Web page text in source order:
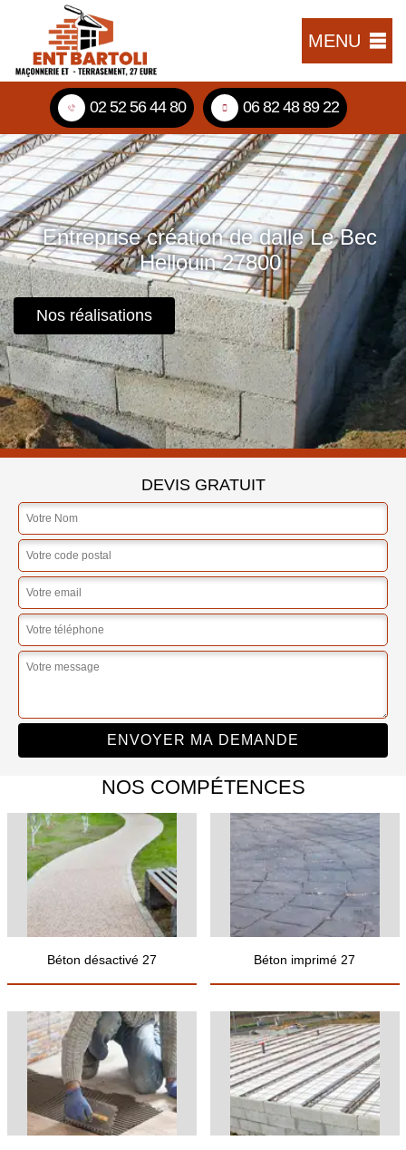
MENU
02 52 56 44 80 06 82 48 89 22
Entreprise création de dalle Le Bec
Hellouin 27800
Nos réalisations
DEVIS GRATUIT
NOS COMPÉTENCES
Béton désactivé 27 Béton imprimé 27